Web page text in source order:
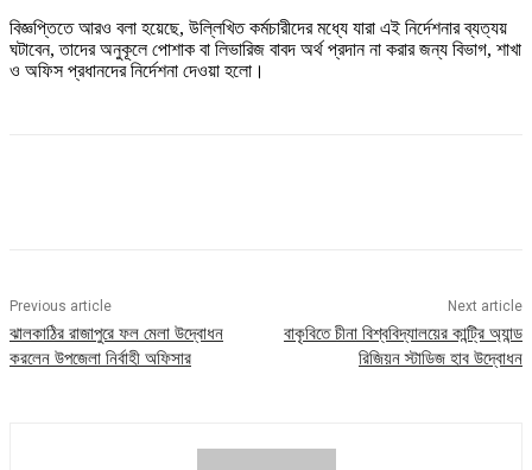
বিজ্ঞপ্তিতে আরও বলা হয়েছে, উল্লিখিত কর্মচারীদের মধ্যে যারা এই নির্দেশনার ব্যত্যয়
ঘটাবেন, তাদের অনুকূলে পোশাক বা লিভারিজ বাবদ অর্থ প্রদান না করার জন্য বিভাগ, শাখা
ও অফিস প্রধানদের নির্দেশনা দেওয়া হলো।
Previous article
ঝালকাঠির রাজাপুরে ফল মেলা উদ্বোধন
করলেন উপজেলা নির্বাহী অফিসার
Next article
বাকৃবিতে চীনা বিশ্ববিদ্যালয়ের কান্ট্রি অ্যান্ড
রিজিয়ন স্টাডিজ হাব উদ্বোধন